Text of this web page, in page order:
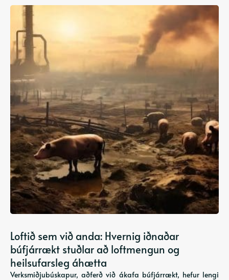
Loftið sem við anda: Hvernig iðnaðar
búfjárrækt stuðlar að loftmengun og
heilsufarsleg áhætta
Verksmiðjubúskapur, aðferð við ákafa búfjárrækt, hefur lengi